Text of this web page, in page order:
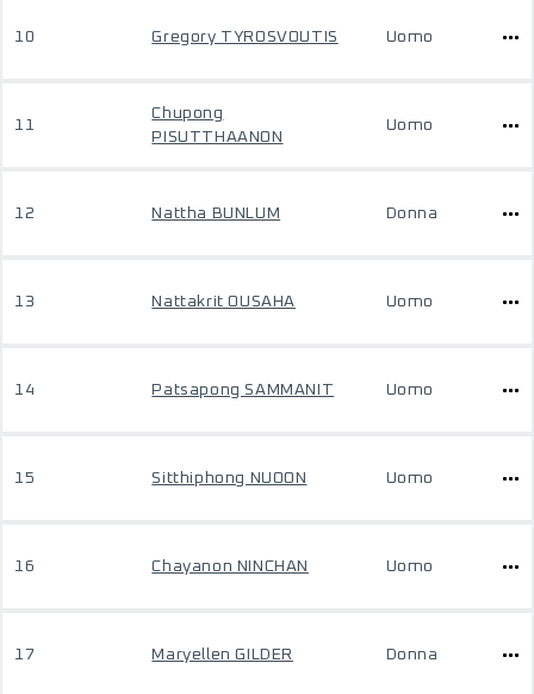
10 Gregory TYROSVOUTIS Uomo
11
Chupong
PISUTTHAANON
Uomo
12 Nattha BUNLUM Donna
13 Nattakrit OUSAHA Uomo
14 Patsapong SAMMANIT Uomo
15 Sitthiphong NUOON Uomo
16 Chayanon NINCHAN Uomo
17 Maryellen GILDER Donna